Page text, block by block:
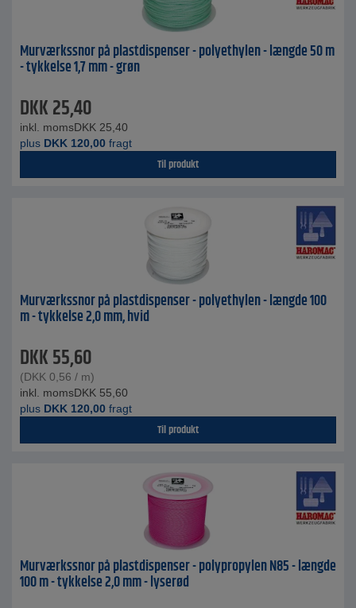
Murværkssnor på plastdispenser - polyethylen - længde 50 m
- tykkelse 1,7 mm - grøn
DKK25,40
inkl. momsDKK 25,40
plus DKK 120,00 fragt
Til produkt
Murværkssnor på plastdispenser - polyethylen - længde 100
m - tykkelse 2,0 mm, hvid
DKK55,60
(DKK 0,56 / m)
inkl. momsDKK 55,60
plus DKK 120,00 fragt
Til produkt
Murværkssnor på plastdispenser - polypropylen N85 - længde
100 m - tykkelse 2,0 mm - lyserød